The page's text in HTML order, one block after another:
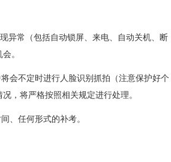
异常（包括自动锁屏、来电、自动关机、断
。
会不定时进行人脸识别抓拍（注意保护好个
，将严格按照相关规定进行处理。
、任何形式的补考。